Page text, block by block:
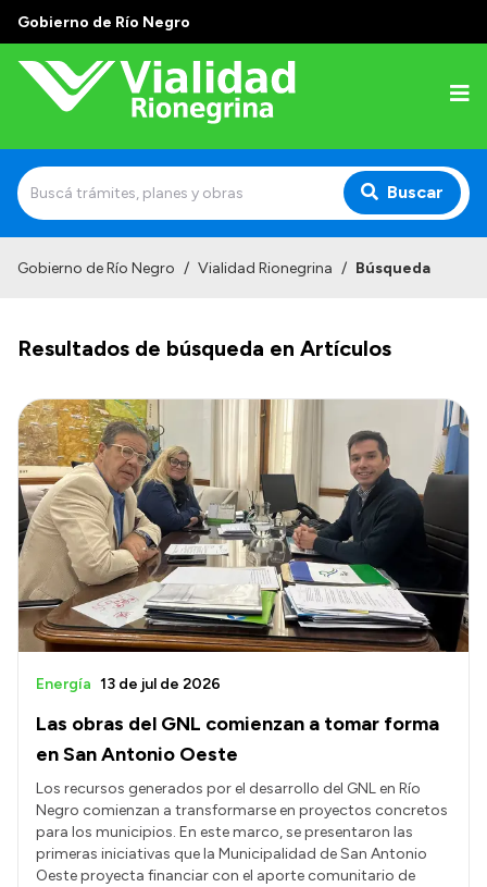
Gobierno de Río Negro
Buscar
Funciones
Autoridades
Delegaciones
Normativa
Historia Vial
Mi Vial
Recibos de sueldo
Correo oficial
Gobierno de Río Negro / Vialidad Rionegrina / Búsqueda
Resultados de búsqueda en Artículos
Las obras del GNL comienzan a tomar forma
en San Antonio Oeste
Energía 13 de jul de 2026
Los recursos generados por el desarrollo del GNL en Río
Negro comienzan a transformarse en proyectos concretos
para los municipios. En este marco, se presentaron las
primeras iniciativas que la Municipalidad de San Antonio
Oeste proyecta financiar con el aporte comunitario de